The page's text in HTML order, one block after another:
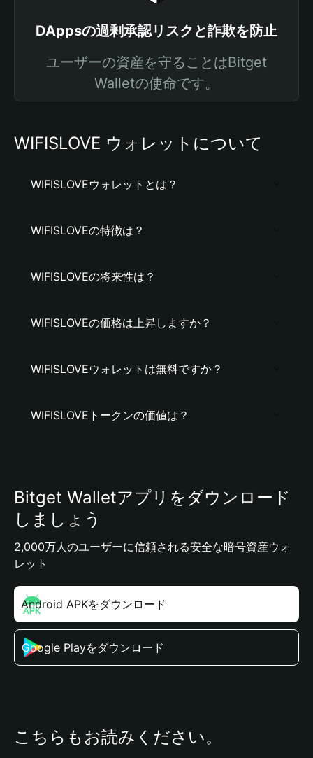
DAppsの過剰承認リスクと詐欺を防止
ユーザーの資産を守ることはBitget
Walletの使命です。
WIFISLOVE ウォレットについて
WIFISLOVEウォレットとは？
WIFISLOVEの特徴は？
WIFISLOVEの将来性は？
WIFISLOVEの価格は上昇しますか？
WIFISLOVEウォレットは無料ですか？
WIFISLOVEトークンの価値は？
Bitget Walletアプリをダウンロード
しましょう
2,000万人のユーザーに信頼される安全な暗号資産ウォ
レット
Android APKをダウンロード
Google Playをダウンロード
こちらもお読みください。